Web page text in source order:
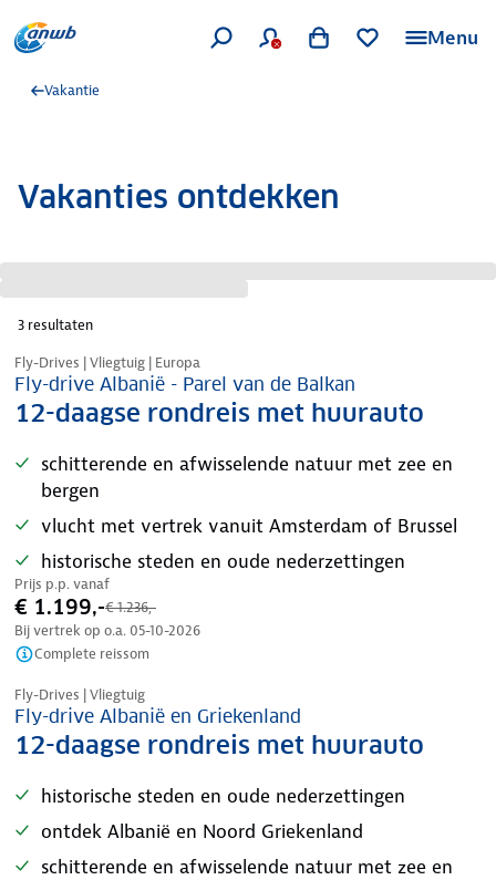
Menu
Vakantie
Vakanties ontdekken
3 resultaten
Nazomer korting
Fly-Drives | Vliegtuig | Europa
Fly-drive Albanië - Parel van de Balkan
12-daagse rondreis met huurauto
schitterende en afwisselende natuur met zee en
bergen
vlucht met vertrek vanuit Amsterdam of Brussel
historische steden en oude nederzettingen
Prijs p.p. vanaf
€ 1.199,-€ 1.236,-
Bij vertrek op o.a. 05-10-2026
Complete reissom
Nazomer korting
Fly-Drives | Vliegtuig
Fly-drive Albanië en Griekenland
12-daagse rondreis met huurauto
historische steden en oude nederzettingen
ontdek Albanië en Noord Griekenland
schitterende en afwisselende natuur met zee en